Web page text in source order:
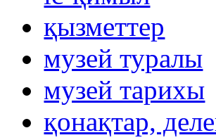
қызметтер
музей туралы
музей тарихы
қонақтар,